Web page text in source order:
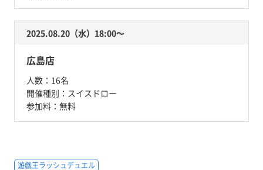
2025.08.20（水）18:00〜
広島店
人数： 16名
開催種別： スイスドロー
参加料： 無料
遊戯王ラッシュデュエル